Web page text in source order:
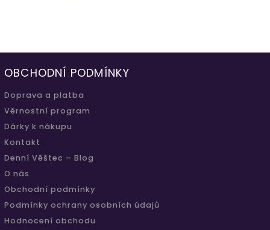
OBCHODNÍ PODMÍNKY
Doprava a platba
Věrnostní program
Dárky k nákupu
Kontakt
Denní Věštec – Blog
O nás
Obchodní podmínky
Podmínky ochrany osobních údajů
Hodnocení obchodu